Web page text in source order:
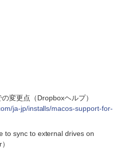
変更点（Dropboxヘルプ）
ja-jp/installs/macos-support-for-
to sync to external drives on